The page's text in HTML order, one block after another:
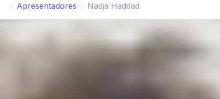
Apresentadores
Nadja Haddad